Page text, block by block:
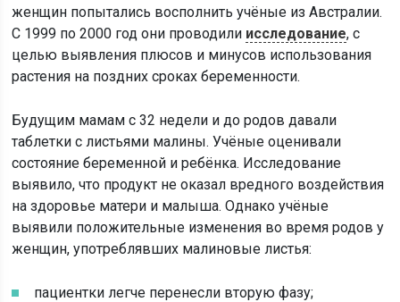
женщин попытались восполнить учёные из Австралии.
С 1999 по 2000 год они проводили исследование, с
целью выявления плюсов и минусов использования
растения на поздних сроках беременности.
Будущим мамам с 32 недели и до родов давали
таблетки с листьями малины. Учёные оценивали
состояние беременной и ребёнка. Исследование
выявило, что продукт не оказал вредного воздействия
на здоровье матери и малыша. Однако учёные
выявили положительные изменения во время родов у
женщин, употреблявших малиновые листья:
пациентки легче перенесли вторую фазу;